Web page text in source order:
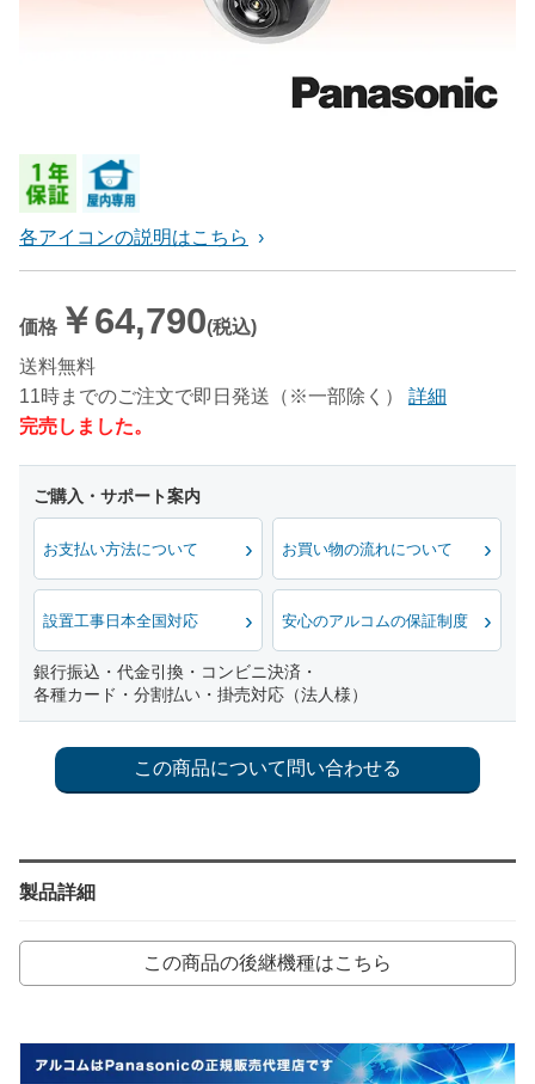
各アイコンの説明はこちら
価格 ￥64,790(税込)
送料無料
11時までのご注文で即日発送（※一部除く）
詳細
完売しました。
お支払い方法について お買い物の流れについて
設置工事日本全国対応 安心のアルコムの保証制度
銀行振込・代金引換・コンビニ決済・
各種カード・分割払い・掛売対応（法人様）
製品詳細
この商品の後継機種はこちら